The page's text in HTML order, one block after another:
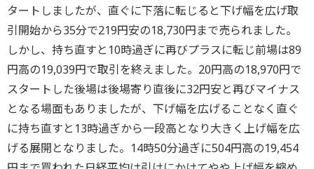
タートしましたが、直ぐに下落に転じると下げ幅を広げ取
引開始から35分で219円安の18,730円まで売られました。
しかし、持ち直すと10時過ぎに再びプラスに転じ前場は89
円高の19,039円で取引を終えました。20円高の18,970円で
スタートした後場は後場寄り直後に32円安と再びマイナス
となる場面もありましたが、下げ幅を広げることなく直ぐ
に持ち直すと13時過ぎから一段高となり大きく上げ幅を広
げる展開となりました。14時50分過ぎに504円高の19,454